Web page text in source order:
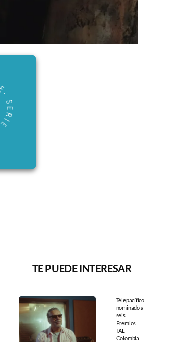
TE PUEDE INTERESAR
Telepacífico
nominado a
seis
Premios
TAL
Colombia